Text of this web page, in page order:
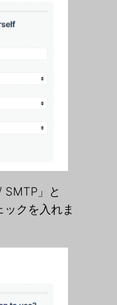
SMTP」と
ックを入れま